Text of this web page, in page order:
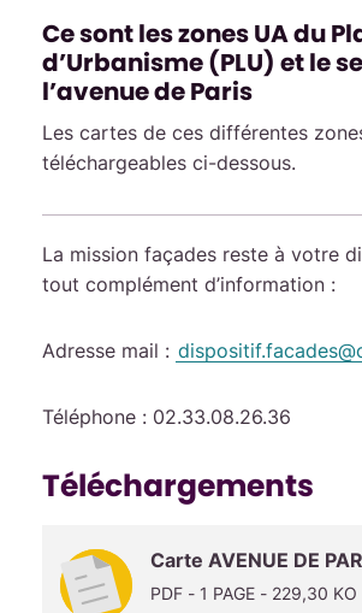
Ce sont les zones UA du
d’Urbanisme (PLU) et le
l’avenue de Paris
Les cartes de ces différentes
téléchargeables ci-dessous.
La mission façades reste à votre
tout complément d’information :
Adresse mail :
Téléphone : 02.33.08.26.36
Téléchargements
Carte AVENUE DE
PDF - 1 PAGE - 229,30 KO